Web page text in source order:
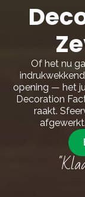
Of het nu
opening — het
Decoration
raakt.